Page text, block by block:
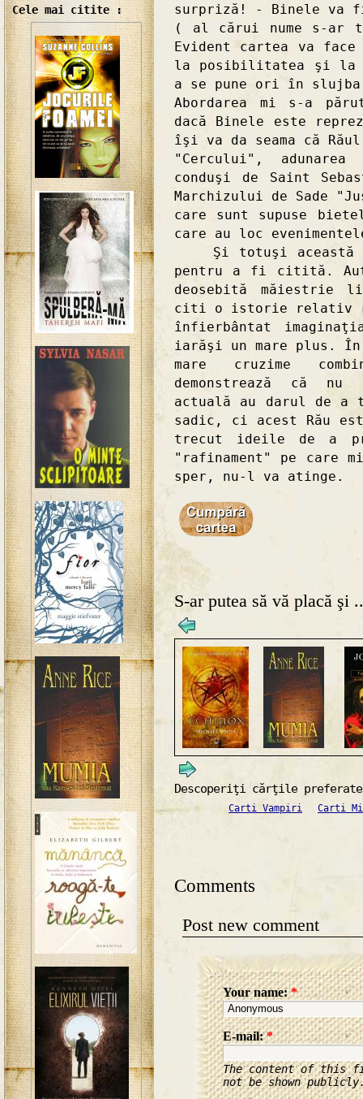
Cele mai citite :
surpriză! - Binele va fi
( al cărui nume s-ar
Evident cartea va
la posibilitatea şi la
a se pune ori în
Abordarea mi s-a
dacă Binele este
îşi va da seama că
"Cercului",
conduşi de Saint
Marchizului de Sade
care sunt supuse
care au loc
Şi totuşi această
pentru a fi citită.
deosebită măiestrie
citi o istorie relativ
înfierbântat
iarăşi un mare plus. În
mare cruzime
demonstrează că nu
actuală au darul de a
sadic, ci acest Rău
trecut ideile de a
"rafinament" pe care
sper, nu-l va atinge.
S-ar putea să vă placă şi
Descoperiţi cărţile
Carti Vampiri Carti
Comments
Post new comment
Your name:*
E-mail:*
The content of this
not be shown